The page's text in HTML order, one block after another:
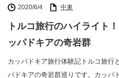
2020/6/4 中東
トルコ旅行のハイライト
ッパドキアの奇岩群
カッパドキア旅行体験記トルコ旅行
パドキアの奇岩群巡りです。カッパ